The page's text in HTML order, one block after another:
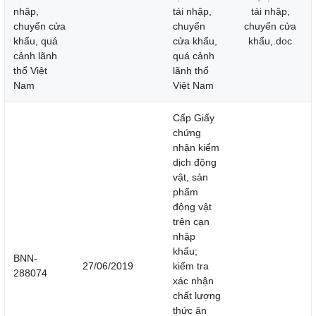
nhập,
chuyển cửa
khẩu, quá
cảnh lãnh
thổ Việt
Nam
tái nhập,
chuyển
cửa khẩu,
quá cảnh
lãnh thổ
Việt Nam
tái nhập,
chuyển cửa
khẩu,.doc
BNN-
288074
27/06/2019
Cấp Giấy
chứng
nhận kiểm
dịch động
vật, sản
phẩm
động vật
trên cạn
nhập
khẩu;
kiểm tra
xác nhận
chất lượng
thức ăn